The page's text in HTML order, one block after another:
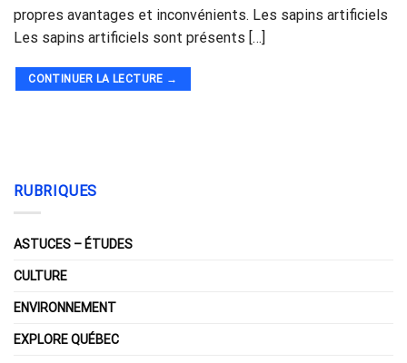
propres avantages et inconvénients. Les sapins artificiels
Les sapins artificiels sont présents […]
CONTINUER LA LECTURE →
RUBRIQUES
ASTUCES – ÉTUDES
CULTURE
ENVIRONNEMENT
EXPLORE QUÉBEC